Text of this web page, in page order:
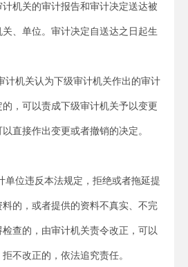
机关的审计报告和审计决定送达被
、单位。审计决定自送达之日起生
计机关认为下级审计机关作出的审计
，可以责成下级审计机关予以变更
直接作出变更或者撤销的决定。
单位违反本法规定，拒绝或者拖延提
的，或者提供的资料不真实、不完
查的，由审计机关责令改正，可以
不改正的，依法追究责任。